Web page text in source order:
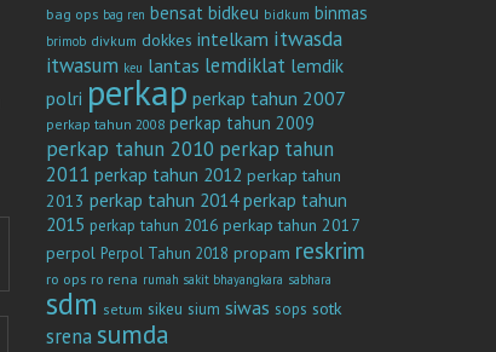
bag ops bag ren bensat bidkeu bidkum binmas
brimob divkum dokkes intelkam itwasda
itwasum keu lantas lemdiklat lemdik
polri perkap perkap tahun 2007
perkap tahun 2008 perkap tahun 2009
perkap tahun 2010 perkap tahun
2011 perkap tahun 2012 perkap tahun
2013 perkap tahun 2014 perkap tahun
2015 perkap tahun 2016 perkap tahun 2017
perpol Perpol Tahun 2018 propam reskrim
ro ops ro rena rumah sakit bhayangkara sabhara
sdm setum sikeu sium siwas sops sotk
srena sumda